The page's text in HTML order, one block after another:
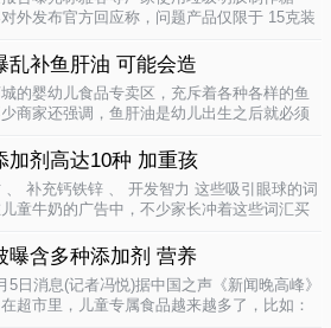
外发布官方回应称，问题产品仅限于 15克装
将嘉利达明胶原料全部封存。对已上市流通
已于3月15..
乱补鱼肝油 可能会造
的婴幼儿食品专卖区，充斥着各种各样的鱼
商家还强调，鱼肝油是幼儿出生之后就必须
。而实际上，以食品身份出现的鱼肝油是药
对孩子产生伤害。在..
加剂高达10种 加重孩
、 补充钙铁锌 、 开发智力 这些吸引眼球的词
童牛奶的广告中，不少家长冲着这些词汇买
量少喝。超市儿童牛奶添加剂高达10种昨
者在杨家坪..
曝含多种添加剂 营养
5日消息(记者冯悦)据中国之声《新闻晚高峰》
超市里，儿童专属食品越来越多了，比如：